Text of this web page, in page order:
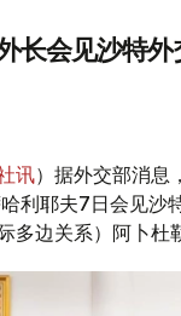
长会见沙特
讯）据外交部消息
利耶夫7日会见沙
边关系）阿卜杜勒